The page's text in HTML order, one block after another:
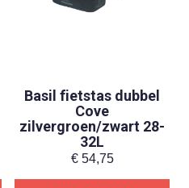
Basil fietstas dubbel
Cove
zilvergroen/zwart 28-
32L
€54,75